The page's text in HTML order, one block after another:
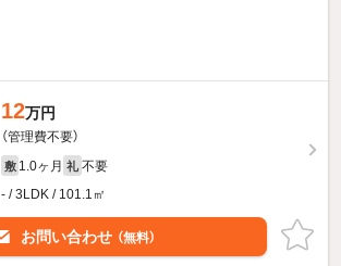
12万円
（管理費不要）
敷 1.0ヶ月 礼 不要
- / 3LDK / 101.1㎡
お問い合わせ （無料）